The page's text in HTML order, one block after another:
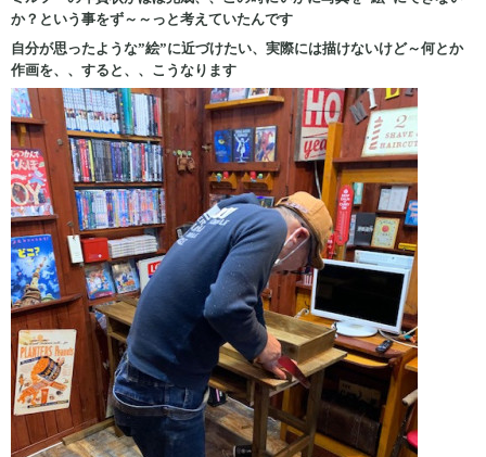
か？という事をず～～っと考えていたんです
自分が思ったような”絵”に近づけたい、実際には描けないけど～何とか
作画を、、すると、、こうなります